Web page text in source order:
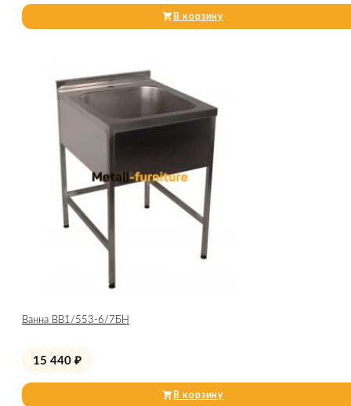
В корзину
Ванна ВВ1/553-6/7БН
15 440 ₽
В корзину